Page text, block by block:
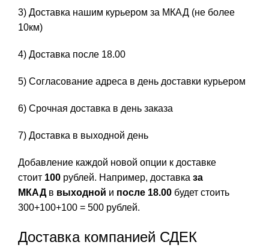
3) Доставка нашим курьером за МКАД (не более
10км)
4) Доставка после 18.00
5) Согласование адреса в день доставки курьером
6) Срочная доставка в день заказа
7) Доставка в выходной день
Добавление каждой новой опции к доставке
стоит 100 рублей. Например, доставка за
МКАДв выходной и после 18.00 будет стоить
300+100+100 = 500 рублей.
Доставка компанией СДЕК